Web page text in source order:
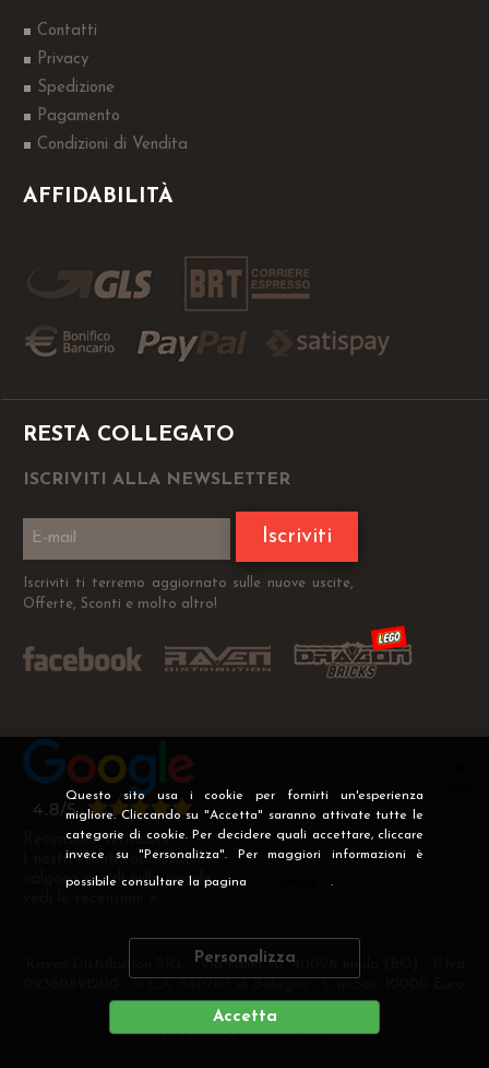
Questo sito usa i cookie per fornirti un'esperienza
migliore. Cliccando su "Accetta" saranno attivate tutte le
categorie di cookie. Per decidere quali accettare, cliccare
invece su "Personalizza". Per maggiori informazioni è
possibile consultare la pagina .
Personalizza
Accetta
Contatti
Privacy
Spedizione
Pagamento
Condizioni di Vendita
AFFIDABILITÀ
RESTA COLLEGATO
ISCRIVITI ALLA NEWSLETTER
Iscriviti
Iscriviti ti terremo aggiornato sulle nuove uscite,
Offerte, Sconti e molto altro!
Recensioni Verificate
I nostri clienti soddisfatti
valgono più di mille parole
Raven Distribution SRL - Via Fanin 30, 40026 Imola (BO) - P.Iva
i.v
DEVELOPERCREATIVE WEB